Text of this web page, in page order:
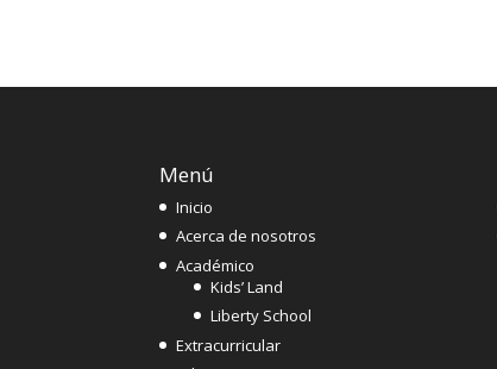
Menú
Inicio
Acerca de nosotros
Académico
Kids’ Land
Liberty School
Extracurricular